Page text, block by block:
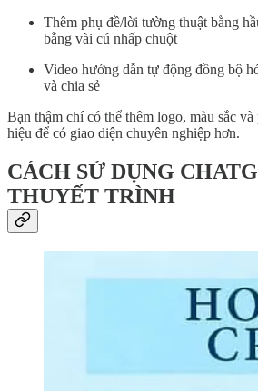
Thêm phụ đề/lời tường thuật bằng
bằng vài cú nhấp chuột
Video hướng dẫn tự động đồng bộ
và chia sẻ
Bạn thậm chí có thể thêm logo, màu sắc
hiệu để có giao diện chuyên nghiệp hơn.
CÁCH SỬ DỤNG
THUYẾT TRÌNH